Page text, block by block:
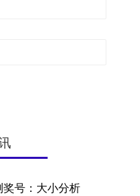
号：大小分析